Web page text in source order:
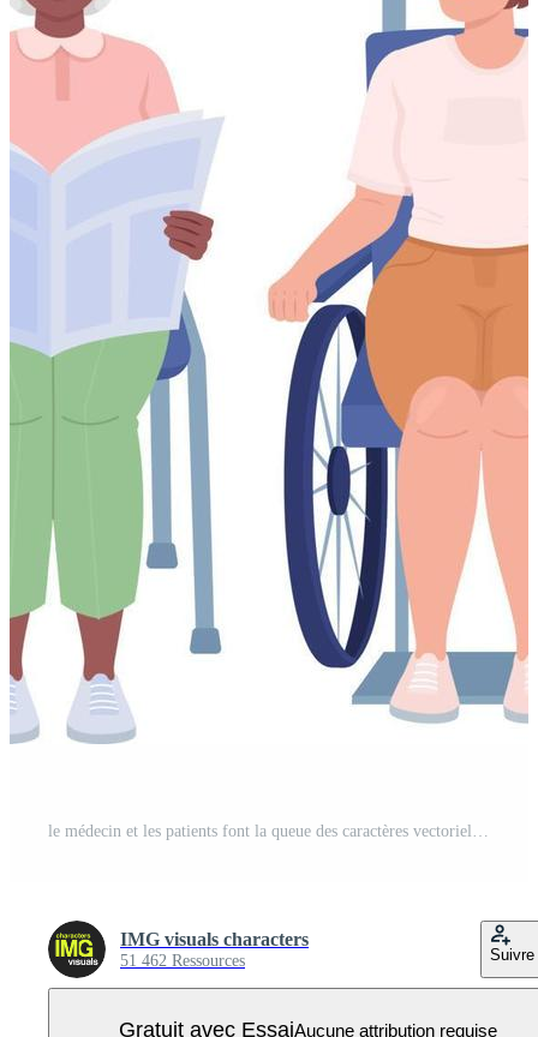
IMG visuals characters
51 462 Ressources Suivre
Gratuit avec EssaiAucune attribution requise